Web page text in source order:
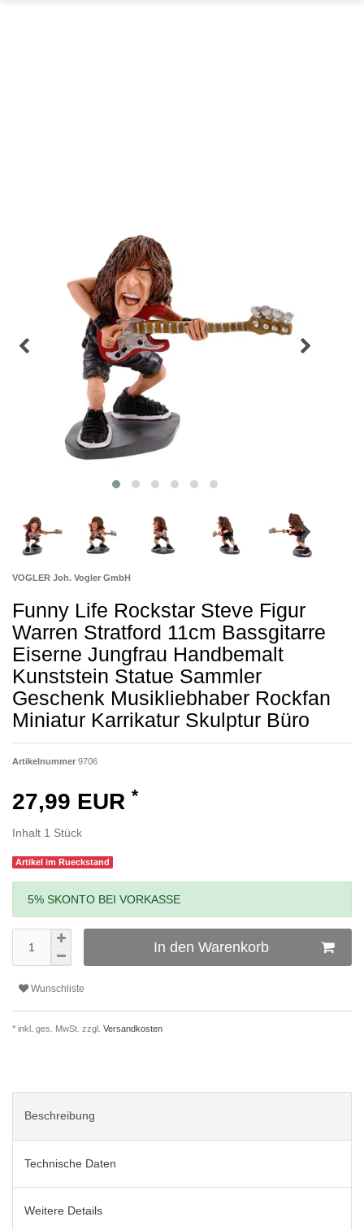
VOGLER Joh. Vogler GmbH
Funny Life Rockstar Steve Figur
Warren Stratford 11cm Bassgitarre
Eiserne Jungfrau Handbemalt
Kunststein Statue Sammler
Geschenk Musikliebhaber Rockfan
Miniatur Karrikatur Skulptur Büro
Artikelnummer 9706
27,99 EUR *
Inhalt 1 Stück
Artikel im Rueckstand
5% SKONTO BEI VORKASSE
In den Warenkorb
Wunschliste
* inkl. ges. MwSt. zzgl. Versandkosten
Beschreibung
Technische Daten
Weitere Details